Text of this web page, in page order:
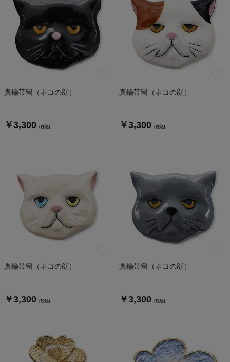
真鍮帯留（ネコの顔）
￥3,300 (税込)
真鍮帯留（ネコの顔）
￥3,300 (税込)
真鍮帯留（ネコの顔）
￥3,300 (税込)
真鍮帯留（ネコの顔）
￥3,300 (税込)